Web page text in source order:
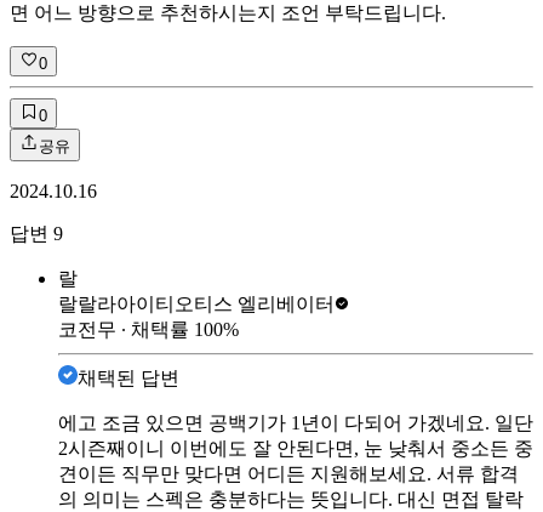
면 어느 방향으로 추천하시는지 조언 부탁드립니다.
0
0
공유
2024.10.16
답변 9
랄
랄랄라아이티 오티스 엘리베이터
코전무 ∙ 채택률 100%
채택된 답변
에고 조금 있으면 공백기가 1년이 다되어 가겠네요. 일단
2시즌째이니 이번에도 잘 안된다면, 눈 낮춰서 중소든 중
견이든 직무만 맞다면 어디든 지원해보세요. 서류 합격
의 의미는 스펙은 충분하다는 뜻입니다. 대신 면접 탈락